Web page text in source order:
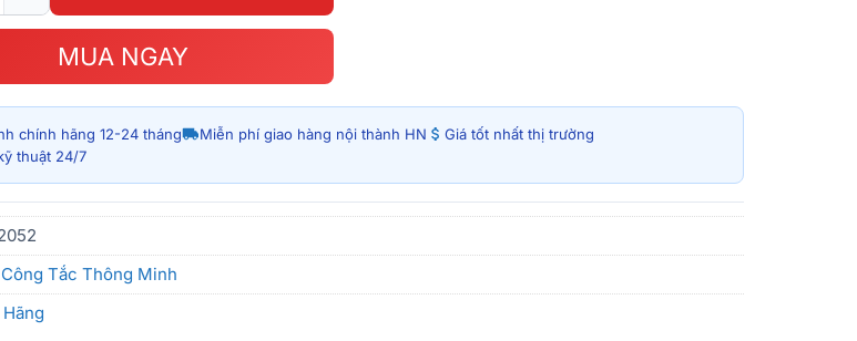
MUA NGAY
chính hãng 12-24 tháng Miễn phí giao hàng nội thành HN
Giá tốt nhất thị trường
thuật 24/7
Công Tắc Thông Minh